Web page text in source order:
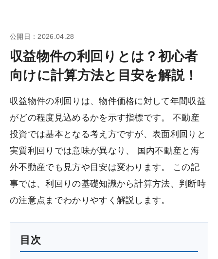
公開日：2026.04.28
収益物件の利回りとは？初心者
向けに計算方法と目安を解説！
収益物件の利回りは、物件価格に対して年間収益
がどの程度見込めるかを示す指標です。 不動産
投資では基本となる考え方ですが、表面利回りと
実質利回りでは意味が異なり、 国内不動産と海
外不動産でも見方や目安は変わります。 この記
事では、利回りの基礎知識から計算方法、判断時
の注意点までわかりやすく解説します。
目次